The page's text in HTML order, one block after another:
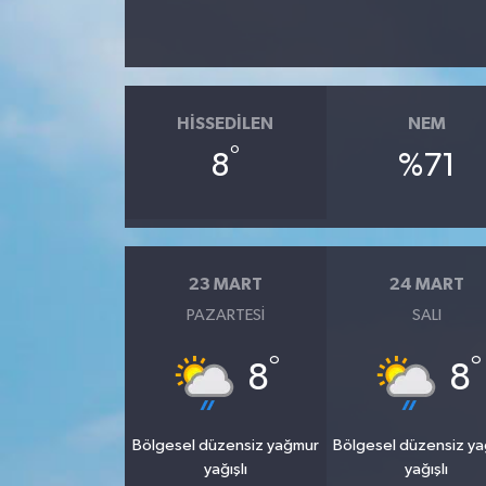
HISSEDILEN
8°
NEM
%71
23 MART
PAZARTESI
8°
Bölgesel düzensiz yağmur
yağışlı
24 MART
SALI
8°
Bölgesel düzensiz
yağışlı